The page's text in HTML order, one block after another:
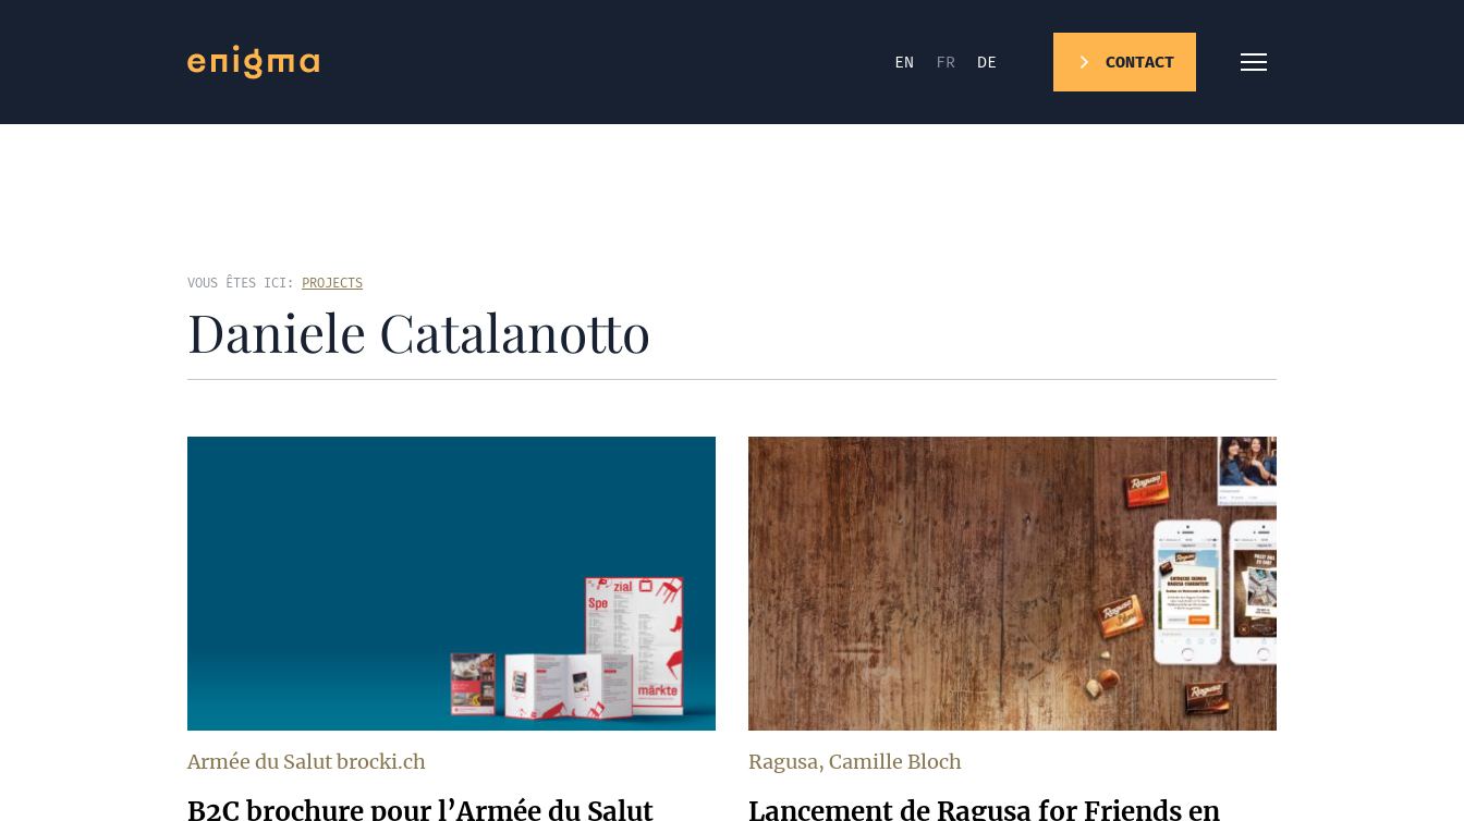
EN FR DE CONTACT
VOUS ÊTES ICI: PROJECTS
Daniele Catalanotto
Armée du Salut brocki.ch
B2C brochure pour l’Armée du Salut
Ragusa, Camille Bloch
Lancement de Ragusa for Friends en